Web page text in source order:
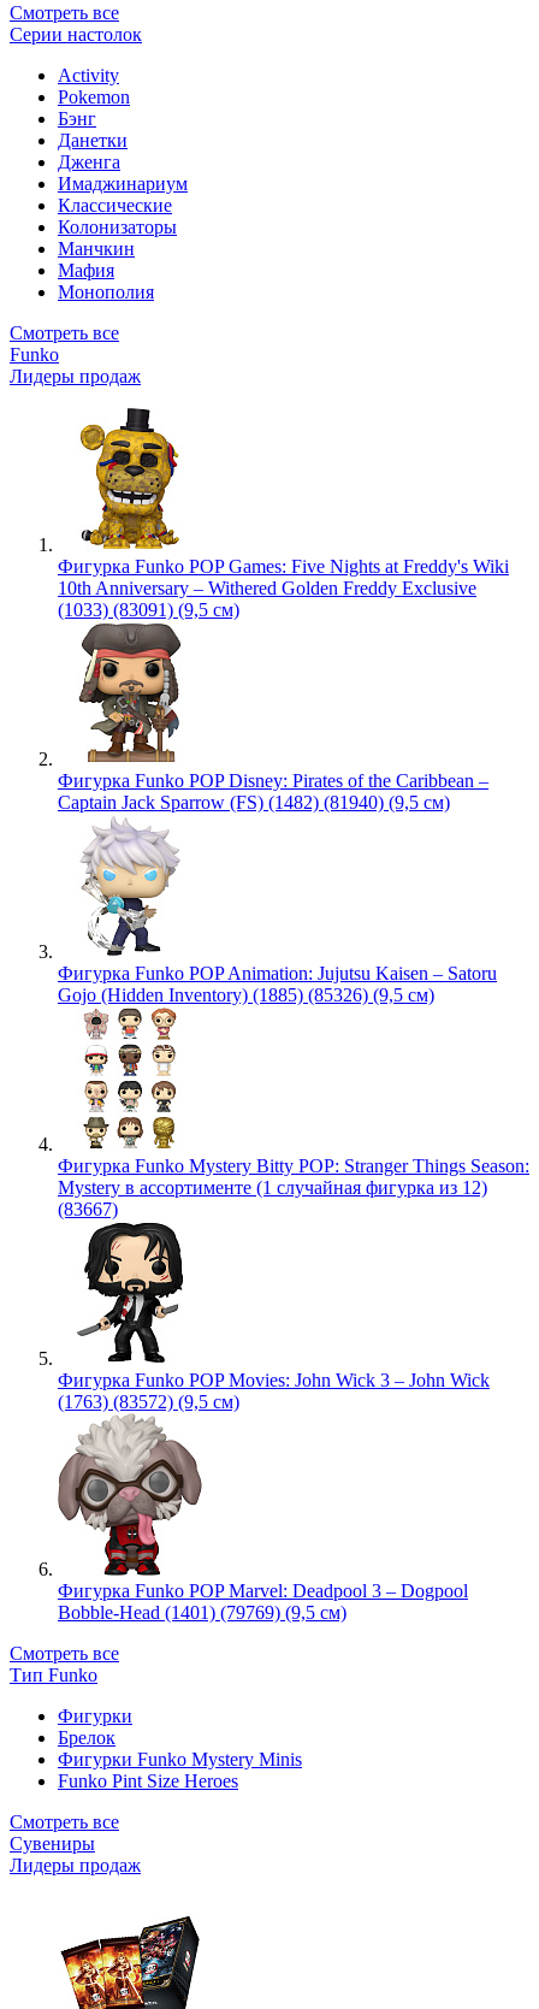
Смотреть все
Серии настолок
Activity
Pokemon
Бэнг
Данетки
Дженга
Имаджинариум
Классические
Колонизаторы
Манчкин
Мафия
Монополия
Смотреть все
Funko
Лидеры продаж
Фигурка Funko POP Games: Five Nights at Freddy's Wiki
10th Anniversary – Withered Golden Freddy Exclusive
(1033) (83091) (9,5 см)
Фигурка Funko POP Disney: Pirates of the Caribbean –
Captain Jack Sparrow (FS) (1482) (81940) (9,5 см)
Фигурка Funko POP Animation: Jujutsu Kaisen – Satoru
Gojo (Hidden Inventory) (1885) (85326) (9,5 см)
Фигурка Funko Mystery Bitty POP: Stranger Things Season:
Mystery в ассортименте (1 случайная фигурка из 12)
(83667)
Фигурка Funko POP Movies: John Wick 3 – John Wick
(1763) (83572) (9,5 см)
Фигурка Funko POP Marvel: Deadpool 3 – Dogpool
Bobble-Head (1401) (79769) (9,5 см)
Смотреть все
Тип Funko
Фигурки
Брелок
Фигурки Funko Mystery Minis
Funko Pint Size Heroes
Смотреть все
Сувениры
Лидеры продаж